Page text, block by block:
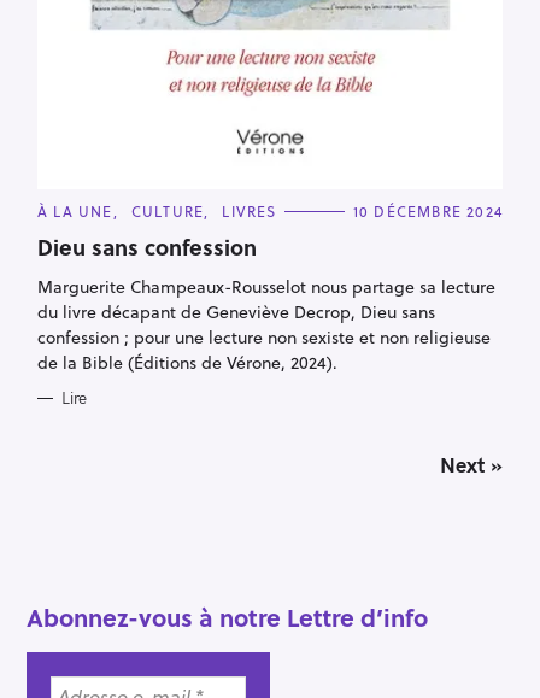
C
T
E
O
R
I
E
S
À LA UNE CULTURE LIVRES 10 DÉCEMBRE 2024
Dieu sans confession
Marguerite Champeaux-Rousselot nous partage sa lecture
du livre décapant de Geneviève Decrop, Dieu sans
confession ; pour une lecture non sexiste et non religieuse
de la Bible (Éditions de Vérone, 2024).
Lire
a
v
i
g
Next »
Abonnez-vous à notre Lettre d’info